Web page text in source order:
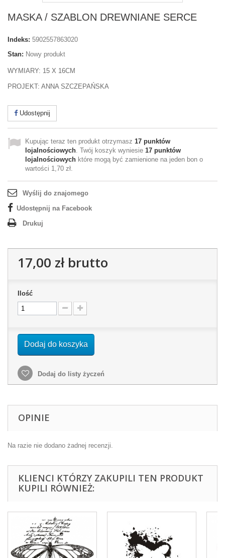
MASKA / SZABLON DREWNIANE SERCE
Indeks: 5902557863020
Stan: Nowy produkt
WYMIARY: 15 X 16CM
PROJEKT: ANNA SZCZEPAŃSKA
Udostępnij
Kupując teraz ten produkt otrzymasz 17 punktów
lojalnościowych. Twój koszyk wyniesie 17 punktów
lojalnościowych które mogą być zamienione na jeden bon o
wartości 1,70 zł.
Wyślij do znajomego
Udostępnij na Facebook
Drukuj
17,00 złbrutto
Ilość
Dodaj do koszyka
Dodaj do listy życzeń
OPINIE
Na razie nie dodano żadnej recenzji.
KLIENCI KTÓRZY ZAKUPILI TEN PRODUKT
KUPILI RÓWNIEŻ: